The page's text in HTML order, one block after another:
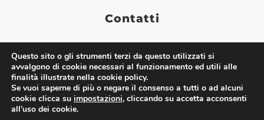
Contatti
Via Nazionale 60, Roma 00184
Tel.06 4725315
assoturismo@confesercenti.it
turismo@pecconfesercentinaz.it
Per giornalisti e contatti stampa:
Questo sito o gli strumenti terzi da questo utilizzati si
avvalgono di cookie necessari al funzionamento ed utili alle
finalità illustrate nella cookie policy.
Se vuoi saperne di più o negare il consenso a tutti o ad alcuni
cookie clicca su impostazioni, cliccando su accetta acconsenti
all’uso dei cookie.